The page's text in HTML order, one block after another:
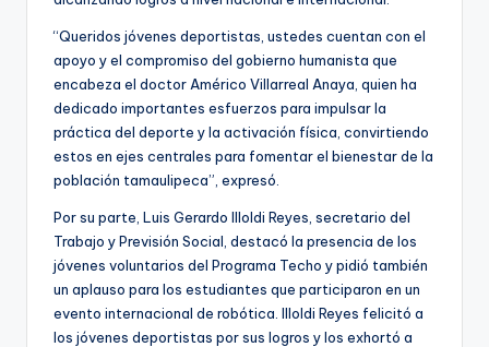
“Queridos jóvenes deportistas, ustedes cuentan con el
apoyo y el compromiso del gobierno humanista que
encabeza el doctor Américo Villarreal Anaya, quien ha
dedicado importantes esfuerzos para impulsar la
práctica del deporte y la activación física, convirtiendo
estos en ejes centrales para fomentar el bienestar de la
población tamaulipeca”, expresó.
Por su parte, Luis Gerardo Illoldi Reyes, secretario del
Trabajo y Previsión Social, destacó la presencia de los
jóvenes voluntarios del Programa Techo y pidió también
un aplauso para los estudiantes que participaron en un
evento internacional de robótica. Illoldi Reyes felicitó a
los jóvenes deportistas por sus logros y los exhortó a